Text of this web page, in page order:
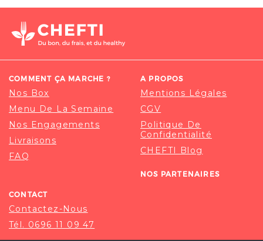
COMMENT ÇA MARCHE ?
Nos Box
Menu De La Semaine
Nos Engagements
Livraisons
FAQ
A PROPOS
Mentions Légales
CGV
Politique De
Confidentialité
CHEFTI Blog
NOS PARTENAIRES
CONTACT
Contactez-Nous
Tél. 0696 11 09 47